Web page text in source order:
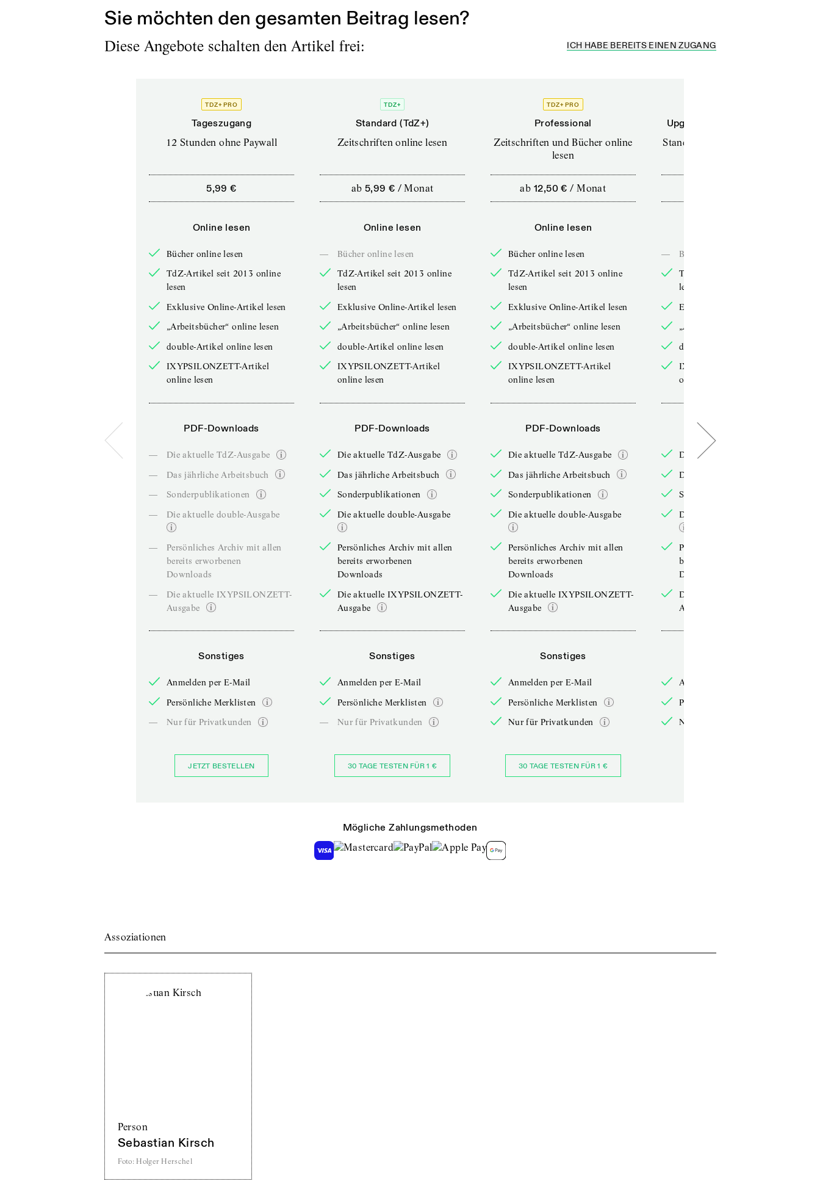
Sie möchten den gesamten Beitrag lesen?
Diese Angebote schalten den Artikel frei: ICH HABE BEREITS EINEN ZUGANG
TDZ+ PRO
Tageszugang
12 Stunden ohne Paywall
5,99 €
Online lesen
Bücher online lesen
TdZ-Artikel seit 2013 online
lesen
Exklusive Online-Artikel lesen
„Arbeitsbücher“ online lesen
double-Artikel online lesen
IXYPSILONZETT-Artikel
online lesen
PDF-Downloads
—
Die aktuelle TdZ-Ausgabe
—
Das jährliche Arbeitsbuch
—
Sonderpublikationen
—
Die aktuelle double-Ausgabe
—
Persönliches Archiv mit allen
bereits erworbenen
Downloads
—
Die aktuelle IXYPSILONZETT-
Ausgabe
Sonstiges
Anmelden per E-Mail
Persönliche Merklisten
—
Nur für Privatkunden
JETZT BESTELLEN
TDZ+
Standard (TdZ+)
Zeitschriften online lesen
ab 5,99 € /Monat
Online lesen
—
Bücher online lesen
TdZ-Artikel seit 2013 online
lesen
Exklusive Online-Artikel lesen
„Arbeitsbücher“ online lesen
double-Artikel online lesen
IXYPSILONZETT-Artikel
online lesen
PDF-Downloads
Die aktuelle TdZ-Ausgabe
Das jährliche Arbeitsbuch
Sonderpublikationen
Die aktuelle double-Ausgabe
Persönliches Archiv mit allen
bereits erworbenen
Downloads
Die aktuelle IXYPSILONZETT-
Ausgabe
Sonstiges
Anmelden per E-Mail
Persönliche Merklisten
—
Nur für Privatkunden
30 TAGE TESTEN FÜR 1 €
TDZ+ PRO
Professional
Zeitschriften und Bücher online
lesen
ab 12,50 € /Monat
Online lesen
Bücher online lesen
TdZ-Artikel seit 2013 online
lesen
Exklusive Online-Artikel lesen
„Arbeitsbücher“ online lesen
double-Artikel online lesen
IXYPSILONZETT-Artikel
online lesen
PDF-Downloads
Die aktuelle TdZ-Ausgabe
Das jährliche Arbeitsbuch
Sonderpublikationen
Die aktuelle double-Ausgabe
Persönliches Archiv mit allen
bereits erworbenen
Downloads
Die aktuelle IXYPSILONZETT-
Ausgabe
Sonstiges
Anmelden per E-Mail
Persönliche Merklisten
Nur für Privatkunden
30 TAGE TESTEN FÜR 1 €
Upgrade für Printabonnenten
Standard (TdZ+) – Zeitschriften
—
Bücher online lesen
TdZ-Artikel seit 2013 online
lesen
Exklusive Online-Artikel lesen
„Arbeitsbücher“ online lesen
double-Artikel online lesen
IXYPSILONZETT-Artikel
online lesen
PDF-Downloads
Die aktuelle TdZ-Ausgabe
Das jährliche Arbeitsbuch
Sonderpublikationen
Die aktuelle double-Ausgabe
Persönliches Archiv mit allen
bereits erworbenen
Downloads
Die aktuelle IXYPSILONZETT-
Ausgabe
Anmelden per E-Mail
Persönliche Merklisten
Nur für Privatkunden
Mögliche Zahlungsmethoden
Assoziationen
Person
Sebastian Kirsch
Foto: Holger Herschel